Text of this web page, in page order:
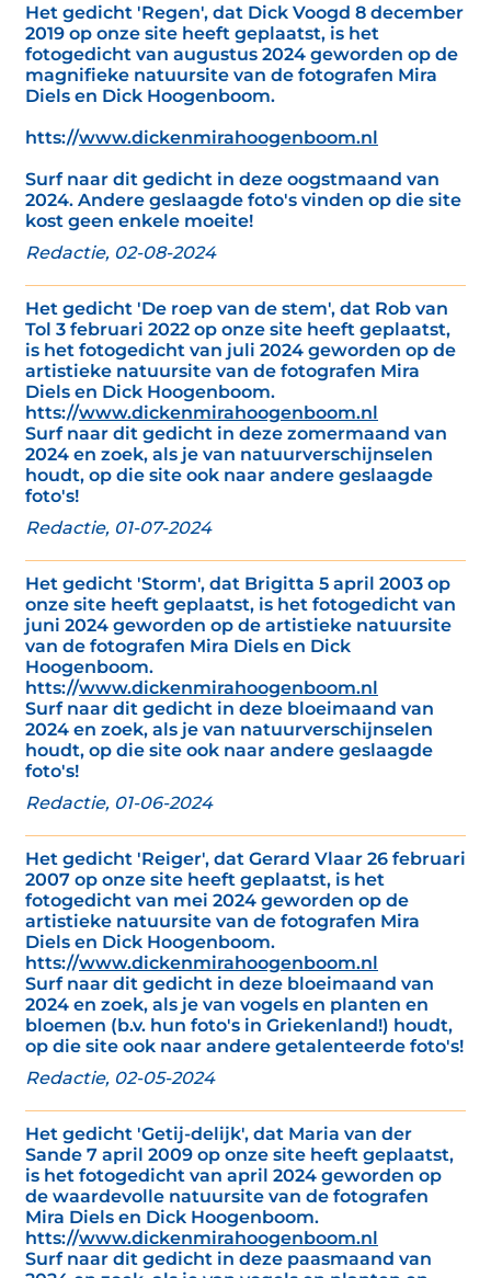
Het gedicht 'Regen', dat Dick Voogd 8 december
2019 op onze site heeft geplaatst, is het
fotogedicht van augustus 2024 geworden op de
magnifieke natuursite van de fotografen Mira
Diels en Dick Hoogenboom.
htts://www.dickenmirahoogenboom.nl
Surf naar dit gedicht in deze oogstmaand van
2024. Andere geslaagde foto's vinden op die site
kost geen enkele moeite!
Redactie, 02-08-2024
Het gedicht 'De roep van de stem', dat Rob van
Tol 3 februari 2022 op onze site heeft geplaatst,
is het fotogedicht van juli 2024 geworden op de
artistieke natuursite van de fotografen Mira
Diels en Dick Hoogenboom.
htts://www.dickenmirahoogenboom.nl
Surf naar dit gedicht in deze zomermaand van
2024 en zoek, als je van natuurverschijnselen
houdt, op die site ook naar andere geslaagde
foto's!
Redactie, 01-07-2024
Het gedicht 'Storm', dat Brigitta 5 april 2003 op
onze site heeft geplaatst, is het fotogedicht van
juni 2024 geworden op de artistieke natuursite
van de fotografen Mira Diels en Dick
Hoogenboom.
htts://www.dickenmirahoogenboom.nl
Surf naar dit gedicht in deze bloeimaand van
2024 en zoek, als je van natuurverschijnselen
houdt, op die site ook naar andere geslaagde
foto's!
Redactie, 01-06-2024
Het gedicht 'Reiger', dat Gerard Vlaar 26 februari
2007 op onze site heeft geplaatst, is het
fotogedicht van mei 2024 geworden op de
artistieke natuursite van de fotografen Mira
Diels en Dick Hoogenboom.
htts://www.dickenmirahoogenboom.nl
Surf naar dit gedicht in deze bloeimaand van
2024 en zoek, als je van vogels en planten en
bloemen (b.v. hun foto's in Griekenland!) houdt,
op die site ook naar andere getalenteerde foto's!
Redactie, 02-05-2024
Het gedicht 'Getij-delijk', dat Maria van der
Sande 7 april 2009 op onze site heeft geplaatst,
is het fotogedicht van april 2024 geworden op
de waardevolle natuursite van de fotografen
Mira Diels en Dick Hoogenboom.
htts://www.dickenmirahoogenboom.nl
Surf naar dit gedicht in deze paasmaand van